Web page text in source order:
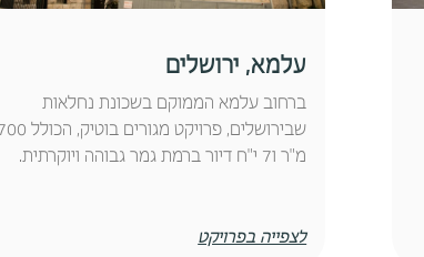
עלמא, ירושלים
ברחוב עלמא הממוקם בשכונת נחלאות
שבירושלים, פרויקט מגורים
מ"ר ו7 י"ח דיור ברמת גמר גבוהה ויוקרתית.
לצפייה בפרויקט